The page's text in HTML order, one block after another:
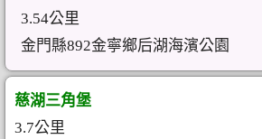
3.54公里
金門縣892金寧鄉后湖海濱公園
慈湖三角堡
3.7公里